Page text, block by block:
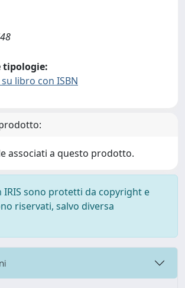
tipologie:
libro con ISBN
associati a questo prodotto.
IRIS sono protetti da copyright e
riservati, salvo diversa